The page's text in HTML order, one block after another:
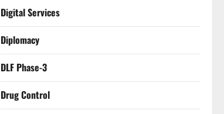
Digital Services
Diplomacy
DLF Phase-3
Drug Control